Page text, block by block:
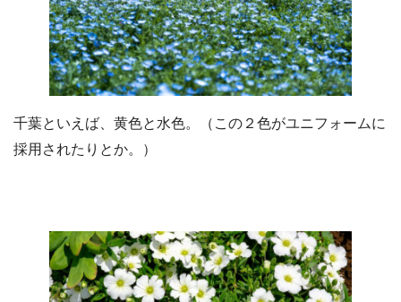
千葉といえば、黄色と水色。（この２色がユニフォームに
採用されたりとか。）